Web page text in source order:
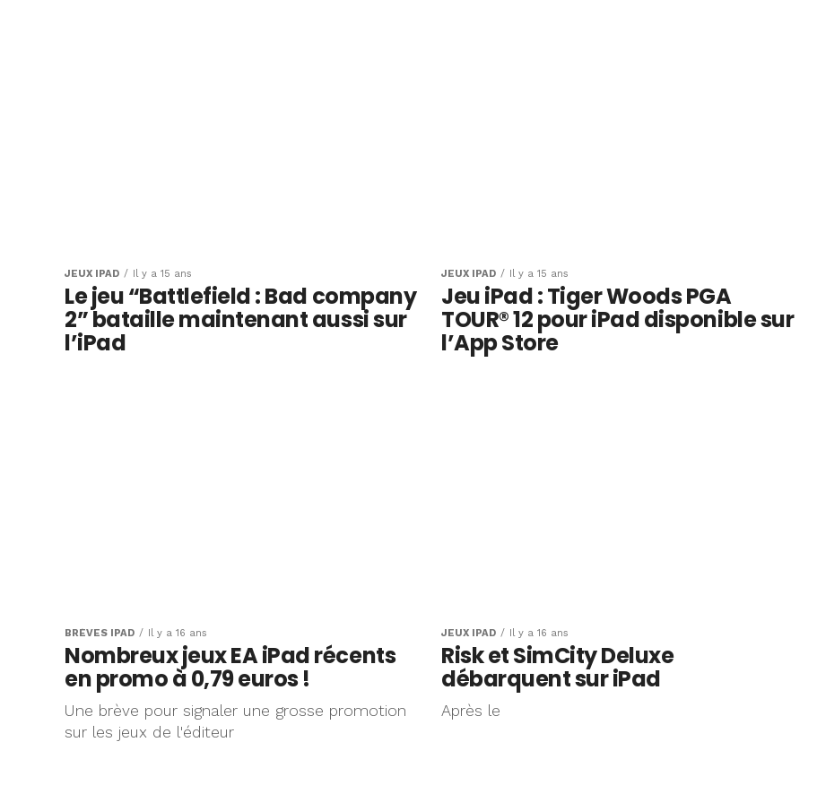
JEUX IPAD Il y a 15 ans
Le jeu “Battlefield : Bad company
2” bataille maintenant aussi sur
l’iPad
JEUX IPAD Il y a 15 ans
Jeu iPad : Tiger Woods PGA
TOUR® 12 pour iPad disponible sur
l’App Store
BRÈVES IPAD Il y a 16 ans
Nombreux jeux EA iPad récents
en promo à 0,79 euros !
Une brève pour signaler une grosse promotion
sur les jeux de l'éditeur
JEUX IPAD Il y a 16 ans
Risk et SimCity Deluxe
débarquent sur iPad
Après le